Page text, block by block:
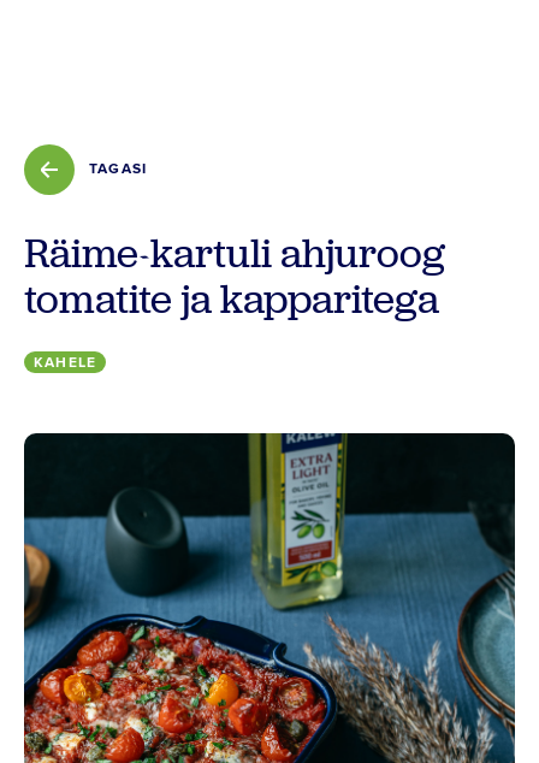
Vilja kokkuost
Meist
Põllumehe Portaal
Facebook
Instagram
Youtube
Linkedin
TAGASI
Räime-kartuli ahjuroog
tomatite ja kapparitega
KAHELE